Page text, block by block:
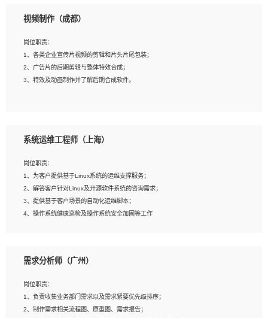
上；
3、想象力丰富, 有一定的艺术审美深度；
4、有良好的场景特效搭建功底；
5、熟悉 3Ds Max 或者 Maya；
6、有良好的沟通能力和团队合作意识；
视频制作（成都）
岗位职责：
1、各类企业宣传片视频的剪辑和片头片尾包装；
2、广告片的后期剪辑与整体特效合成；
3、特效及动画制作并了解后期合成软件。
2、熟练使用After Effect、Photo Shop、熟练掌握视频剪辑和特效包装软件；
4、在剪辑上会思考，有一定编导思维；
5、踏实， 勤奋，愿意在工作中不断学习，提高自我；
6、能与同事友好相处。
系统运维工程师（上海）
岗位职责：
1、为客户提供基于Linux系统的运维支撑服务；
2、解答客户针对Linux及开源软件系统的咨询需求；
3、提供基于客户场景的自动化运维脚本；
4、操作系统健康巡检及操作系统安全加固等工作
1、全日制本科计算机相关专业毕业，3年以上相关工作经验；
3、熟练使用脚本语言，shell/python任一种，熟练使用Ansible
4、熟悉linux常见服务、中间件的基本原理、部署以及故障处理，如：Mysql、
Apache、Nginx、Zabbix、Kafka等
需求分析师（广州）
岗位职责：
1、负责收集业务部门需求以及需求紧要优先级排序；
2、制作需求相关流程图、原型图、需求报告；